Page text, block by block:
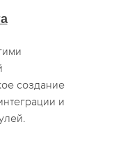
создание
и